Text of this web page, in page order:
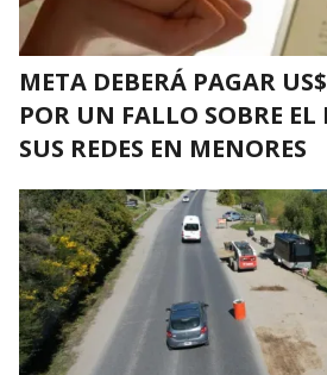
META DEBERÁ PAGAR
POR UN FALLO SOBRE
SUS REDES EN MENORES